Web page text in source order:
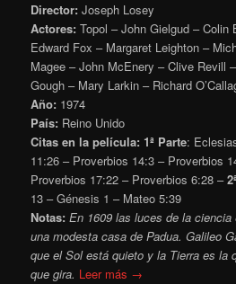
Director: Joseph Losey
Actores: Topol – John Gielgud – Colin
Edward Fox – Margaret Leighton –
Magee – John McEnery – Clive Revill
Gough – Mary Larkin – Richard
Año: 1974
País: Reino Unido
Citas en la película: 1ª Parte:
11:26 – Proverbios 14:3 – Proverbios
Proverbios 17:22 – Proverbios 6:28 –
13 – Génesis 1 – Mateo 5:39
Notas: En 1609 las luces de la ciencia
una modesta casa de Padua. Galileo
que el Sol está quieto y la Tierra es la
que gira. Leer más →